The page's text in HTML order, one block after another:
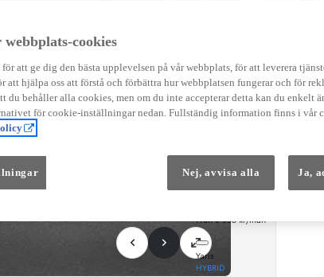
Från 3 958 kr/mån
Yaris
HYBRID
cookies
att ge dig den bästa upplevelsen på vår webbplats, för att leverera
att hjälpa oss att förstå och förbättra hur webbplatsen fungerar och för
du behåller alla cookies, men om du inte accepterar detta kan du enkelt
för cookie-inställningar nedan. Fullständig information finns i vår
Nej, avvisa alla Ja,